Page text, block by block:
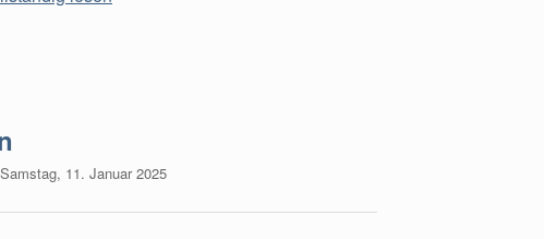
Samstag, 11. Januar 2025